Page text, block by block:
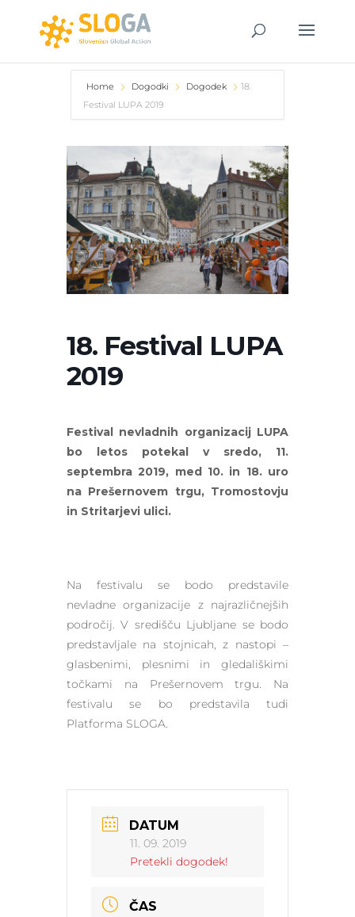
Home Dogodki Dogodek
18.
Festival LUPA 2019
18. Festival LUPA
2019
Festival nevladnih organizacij LUPA
bo letos potekal v sredo, 11.
septembra 2019, med 10. in 18. uro
na Prešernovem trgu, Tromostovju
in Stritarjevi ulici.
Na festivalu se bodo predstavile
nevladne organizacije z najrazličnejših
področij. V središču Ljubljane se bodo
predstavljale na stojnicah, z nastopi –
glasbenimi, plesnimi in gledališkimi
točkami na Prešernovem trgu. Na
festivalu se bo predstavila tudi
Platforma SLOGA.
DATUM
11. 09. 2019
Pretekli dogodek!
ČAS